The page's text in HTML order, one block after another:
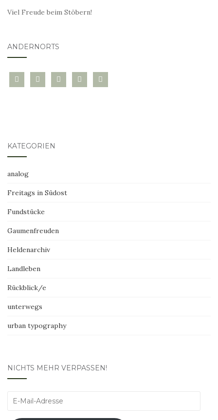
Viel Freude beim Stöbern!
ANDERNORTS
bloglovininstagramtwitter pinterest
mail
KATEGORIEN
analog
Freitags in Südost
Fundstücke
Gaumenfreuden
Heldenarchiv
Landleben
Rückblick/e
unterwegs
urban typography
NICHTS MEHR VERPASSEN!
E-